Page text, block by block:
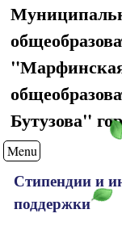
Бутузова"
Menu
Стипендии и
поддержки